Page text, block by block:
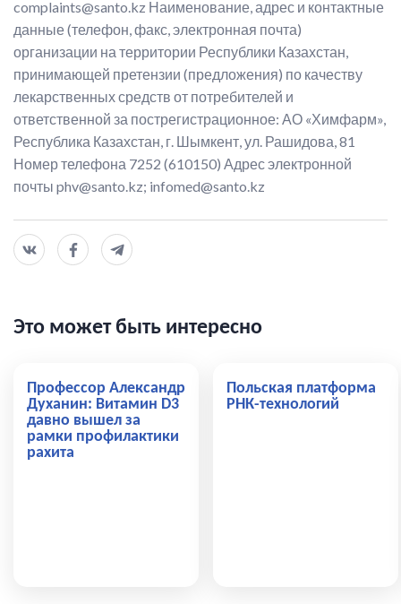
complaints@santo.kz Наименование, адрес и контактные
данные (телефон, факс, электронная почта)
организации на территории Республики Казахстан,
принимающей претензии (предложения) по качеству
лекарственных средств от потребителей и
ответственной за пострегистрационное: АО «Химфарм»,
Республика Казахстан, г. Шымкент, ул. Рашидова, 81
Номер телефона 7252 (610150) Адрес электронной
почты phv@santo.kz; infomed@santo.kz
Это может быть интересно
Профессор Александр
Духанин: Витамин D3
давно вышел за
рамки профилактики
рахита
Польская платформа
РНК-технологий